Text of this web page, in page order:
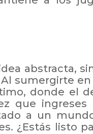
abstracta,
sumergirte
donde el
que
a un
¿Estás listo